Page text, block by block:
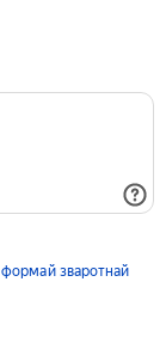
формай зваротнай